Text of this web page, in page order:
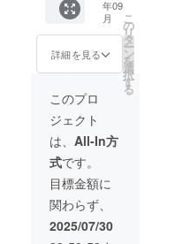
すようお願
い申し上げ
なお、万が
届いた場合
は、速やか
に代替品を
お送りいた
します。
●ご不在時の
トサイ
ズ/虫
歯・口
臭・知
腔ケア
時期】
商品到
短で
2025年
8月、遅
くとも9
月を想
ル充電
で約60
日連続
稼働コ
ズ/虫
臭・知
覚過
敏・口
腔ケア
【配送
時期】
商品到
着は最
（税・
送料
込）
【内
容】 ■
ターフ
ロッ
サー水
楊枝 ×2
└USB
ケーブ
ル×2 日
本語説
明書は
データ
年09
月
詳細を見る
こ
の
リ
タ
ー
ン
を
選
択
す
る
このプロ
ジェクト
は、 All-In方
式です。
目標金額に
関わらず、
2025/07/30